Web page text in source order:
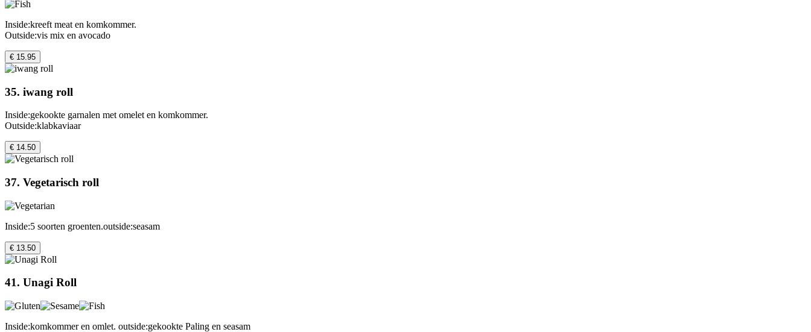
Inside:kreeft meat en komkommer.
Outside:vis mix en avocado
€ 15.95
35. iwang roll
Inside:gekookte garnalen met omelet en komkommer.
Outside:klabkaviaar
€ 14.50
37. Vegetarisch roll
Inside:5 soorten groenten.outside:seasam
€ 13.50
41. Unagi Roll
Inside:komkommer en omlet. outside:gekookte Paling en seasam